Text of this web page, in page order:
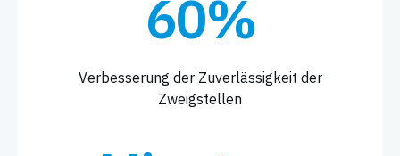
60%
Verbesserung der Zuverlässigkeit der
Zweigstellen